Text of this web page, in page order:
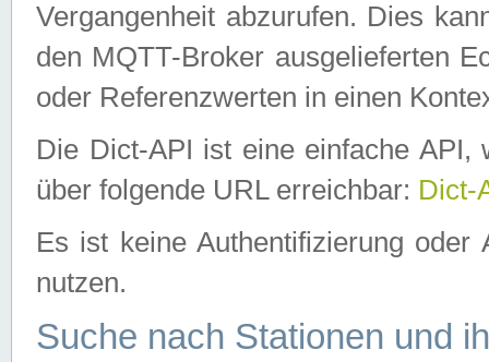
Vergangenheit abzurufen. Dies
den MQTT-Broker ausgelieferten
oder Referenzwerten in einen
Die Dict-API ist eine einfache API,
über folgende URL erreichbar: Dict-
Es ist keine Authentifizierung
nutzen.
Suche nach Stationen und